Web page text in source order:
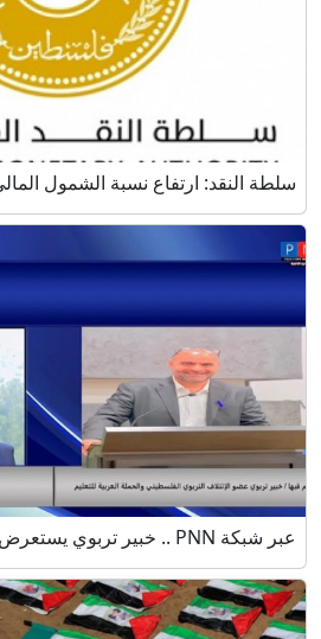
سلطة النقد: ارتفاع نسبة الشمول
عبر شبكة PNN .. خبير تربوي يستعرض واقع ...